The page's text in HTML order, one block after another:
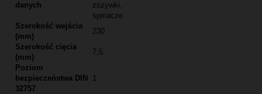
danych
zszywki,
spinacze
Szerokość wejścia
(mm)
230
Szerokość cięcia
(mm)
7,5
Poziom
bezpieczeństwa DIN
32757
1